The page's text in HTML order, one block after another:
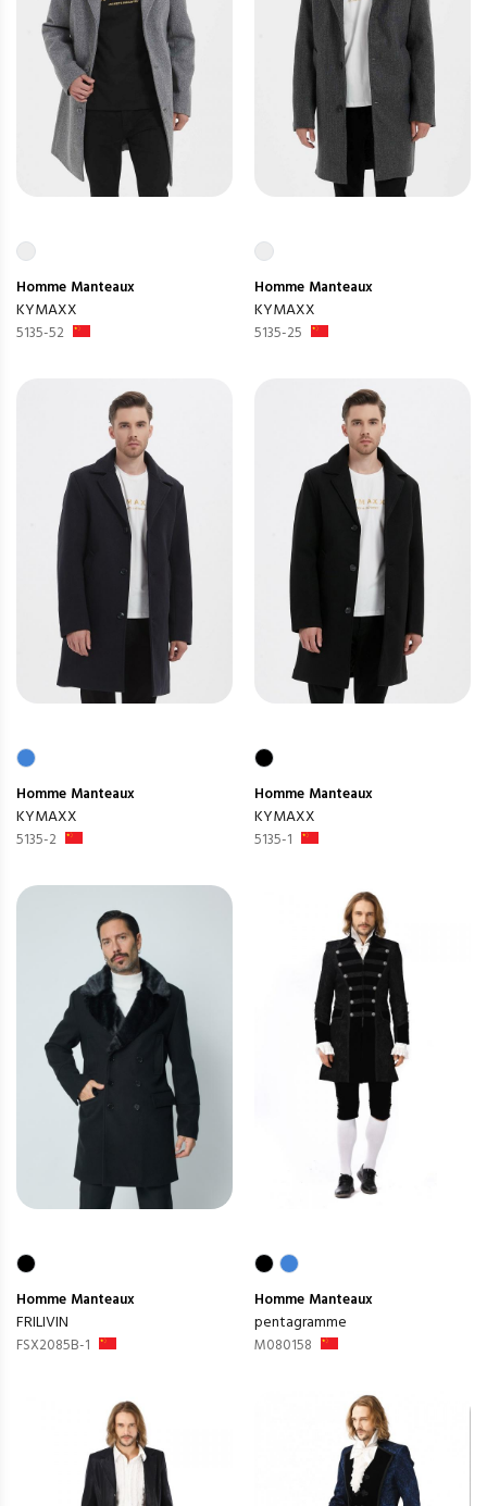
Homme Manteaux
KYMAXX
5135-52
Homme Manteaux
KYMAXX
5135-25
Homme Manteaux
KYMAXX
5135-2
Homme Manteaux
KYMAXX
5135-1
Homme Manteaux
FRILIVIN
FSX2085B-1
Homme Manteaux
pentagramme
M080158